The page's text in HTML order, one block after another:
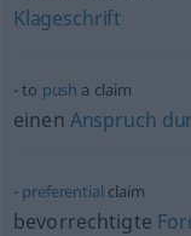
Klageschrift
to push a claim
einen Anspruch
preferential claim
bevorrechtigte